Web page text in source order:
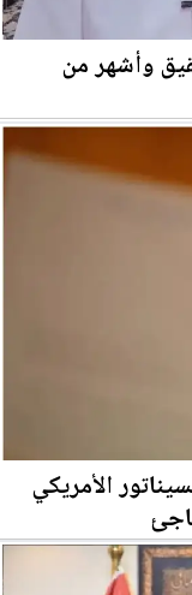
وأشهر من
الأمريكي